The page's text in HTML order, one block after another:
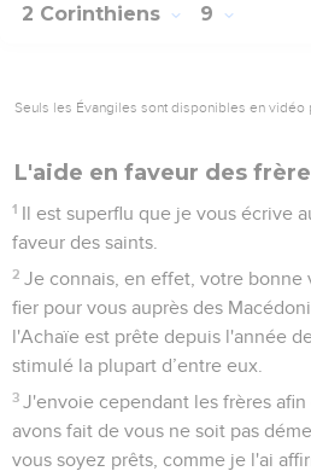
2 Corinthiens 9
Seuls les Évangiles sont disponibles en vidéo
L'aide en faveur des
1 Il est superflu que je vous écrive
faveur des saints.
2 Je connais, en effet, votre bonne
fier pour vous auprès des
l'Achaïe est prête depuis l'année
stimulé la plupart d’entre eux.
3 J'envoie cependant les frères
avons fait de vous ne soit pas
vous soyez prêts, comme je l'ai